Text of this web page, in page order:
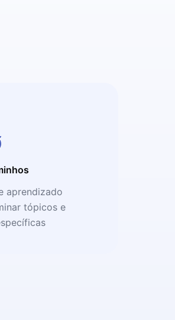
aprendizado
tópicos e